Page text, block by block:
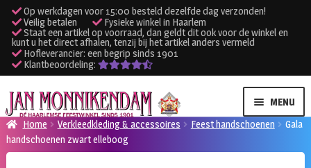
Op werkdagen voor 15:00 besteld dezelfde dag verzonden!
Veilig betalen
Fysieke winkel in Haarlem
Staat een artikel op voorraad, dan geldt dit ook voor de winkel en
kunt u het direct afhalen, tenzij bij het artikel anders vermeld
Hofleverancier: een begrip sinds 1901
Klantbeoordeling:
Ga
door
naar
navigatie
Ga
naar
de
inhoud
MENU
Verhuur kleding
Home Verkleedkleding & accessoires Feest handschoenen
Gala
handschoenen zwart elleboog